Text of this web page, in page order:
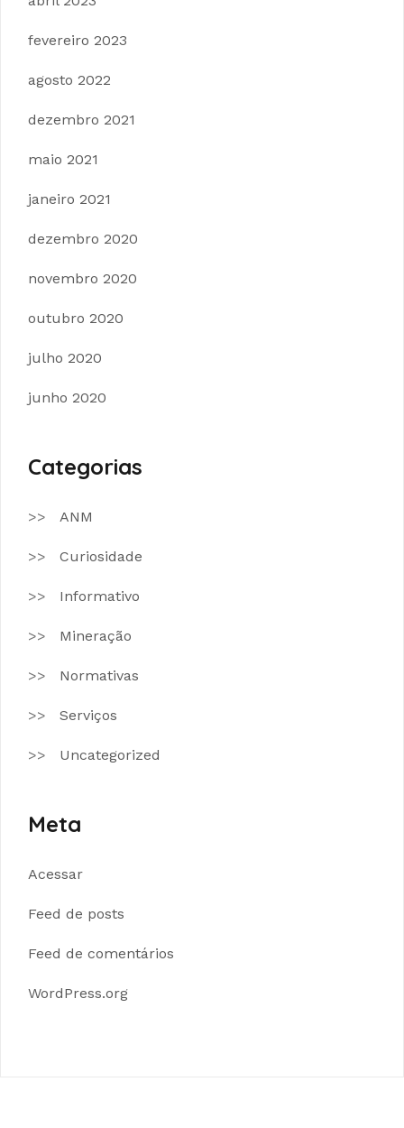
fevereiro 2023
agosto 2022
dezembro 2021
maio 2021
janeiro 2021
dezembro 2020
novembro 2020
outubro 2020
julho 2020
junho 2020
Categorias
ANM
Curiosidade
Informativo
Mineração
Normativas
Serviços
Uncategorized
Meta
Acessar
Feed de posts
Feed de comentários
WordPress.org